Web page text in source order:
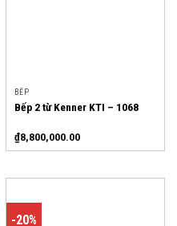
BẾP
Bếp 2 từ Kenner KTI – 1068
₫8,800,000.00
-20%